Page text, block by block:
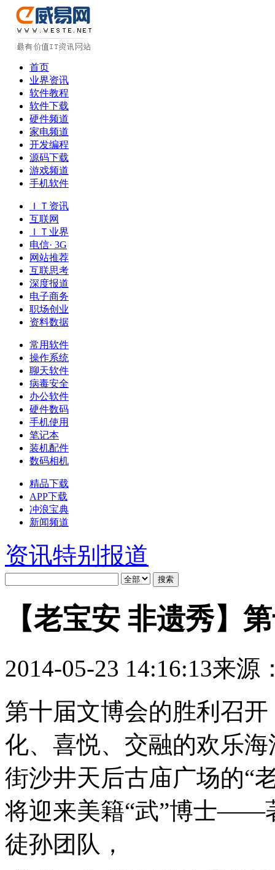
首页
业界资讯
软件教程
软件下载
硬件频道
家电频道
开发编程
源码下载
游戏频道
手机软件
ＩＴ资讯
互联网
ＩＴ业界
电信· 3G
网站推荐
互联思考
深度报道
电子商务
职场创业
资料数据
常用软件
操作系统
聊天软件
病毒安全
办公软件
硬件数码
手机使用
笔记本
装机配件
数码相机
精品下载
APP下载
冲浪宝典
新闻频道
资讯特别报道
【老宝安 非遗秀】
2014-05-23 14:16:13来源
第十届文博会的胜利召
化、喜悦、交融的欢乐
街沙井天后古庙广场的“
将迎来美籍“武”博士——
徒孙团队，